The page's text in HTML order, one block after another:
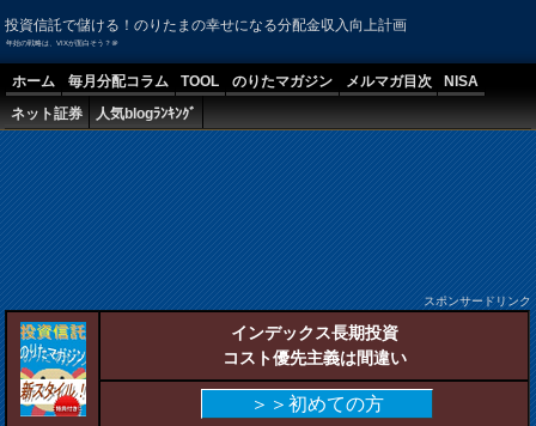
投資信託で儲ける！のりたまの幸せになる分配金収入向上計画
年始の戦略は、VIXが面白そう？＠
ホーム 毎月分配コラム TOOL のりたマガジン メルマガ目次
NISA
ネット証券
人気blogﾗﾝｷﾝｸﾞ
スポンサードリンク
インデックス長期投資
コスト優先主義は間違い
＞＞初めての方